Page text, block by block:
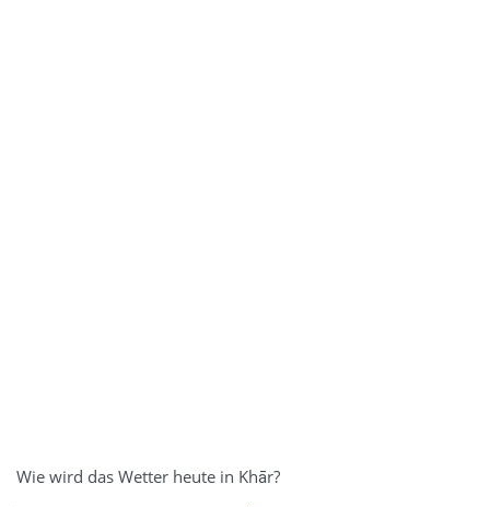
Wie wird das Wetter heute in Khār?